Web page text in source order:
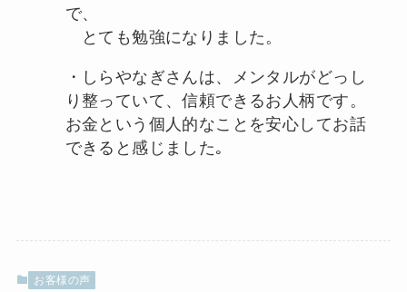
で、
とても勉強になりました。
・しらやなぎさんは、メンタルがどっし
り整っていて、信頼できるお人柄です。
お金という個人的なことを安心してお話
できると感じました｡
お客様の声